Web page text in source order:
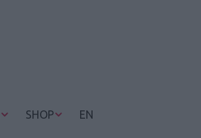
SHOP EN